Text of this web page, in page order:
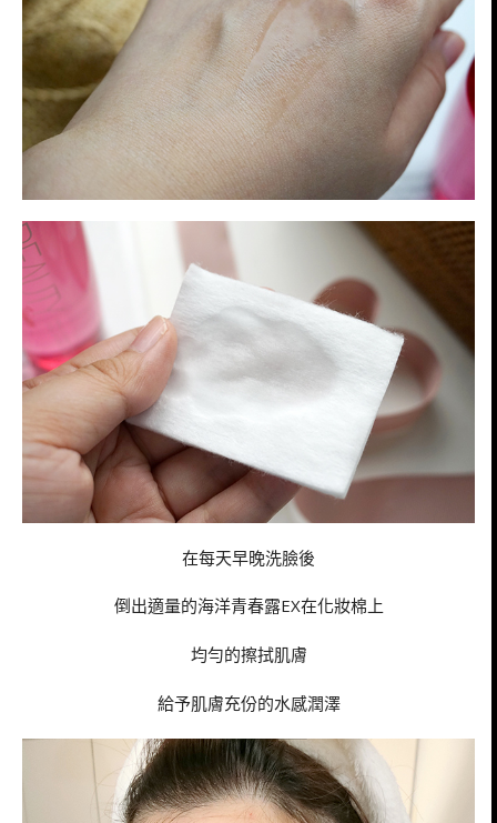
在每天早晚洗臉後
倒出適量的海洋青春露EX在化妝棉上
均勻的擦拭肌膚
給予肌膚充份的水感潤澤